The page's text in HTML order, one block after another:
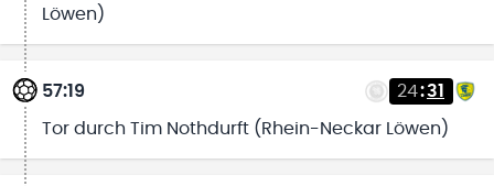
Löwen)
57:19 24:31
Tor durch Tim Nothdurft (Rhein-Neckar Löwen)